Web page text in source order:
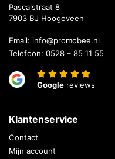
Pascalstraat 8
7903 BJ Hoogeveen
Email: info@promobee.nl
Telefoon: 0528 – 85 11 55
Google reviews
Klantenservice
Contact
Mijn account